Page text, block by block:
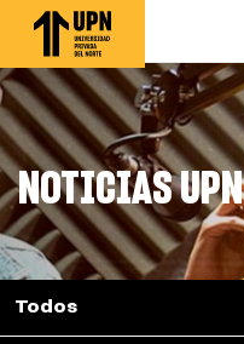
Pasar
contenido
principal
NOTICIAS UPN
Todos